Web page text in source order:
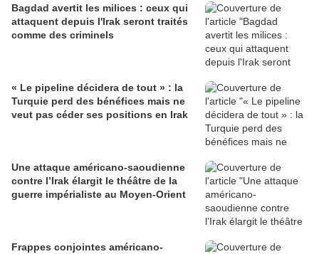
Bagdad avertit les milices : ceux qui
attaquent depuis l'Irak seront traités
comme des criminels
« Le pipeline décidera de tout » : la
Turquie perd des bénéfices mais ne
veut pas céder ses positions en Irak
Une attaque américano-saoudienne
contre l’Irak élargit le théâtre de la
guerre impérialiste au Moyen-Orient
Frappes conjointes américano-